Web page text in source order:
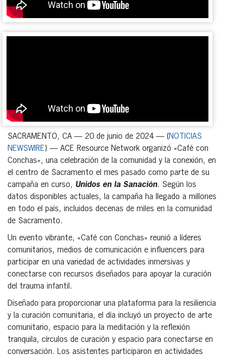
SACRAMENTO, CA — 20 de junio de 2024 — (NOTICIAS
NEWSWIRE) — ACE Resource Network organizó «Café con
Conchas», una celebración de la comunidad y la conexión, en
el centro de Sacramento el mes pasado como parte de su
campaña en curso, Unidos en la Sanación. Según los
datos disponibles actuales, la campaña ha llegado a millones
en todo el país, incluidos decenas de miles en la comunidad
de Sacramento.
Un evento vibrante, «Café con Conchas» reunió a líderes
comunitarios, medios de comunicación e influencers para
participar en una variedad de actividades inmersivas y
conectarse con recursos diseñados para apoyar la curación
del trauma infantil.
Diseñado para proporcionar una plataforma para la resiliencia
y la curación comunitaria, el día incluyó un proyecto de arte
comunitario, espacio para la meditación y la reflexión
tranquila, círculos de curación y espacio para conectarse en
conversación. Los asistentes participaron en actividades